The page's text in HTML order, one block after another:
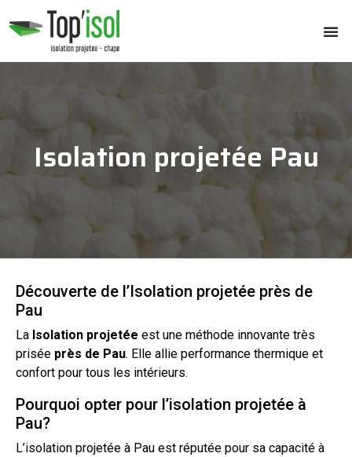
Isolation projetée Pau
Découverte de l’Isolation projetée près de
Pau
La Isolation projetée est une méthode innovante très
prisée près de Pau. Elle allie performance thermique et
confort pour tous les intérieurs.
Pourquoi opter pour l’isolation projetée à
Pau?
L’isolation projetée à Pau est réputée pour sa capacité à